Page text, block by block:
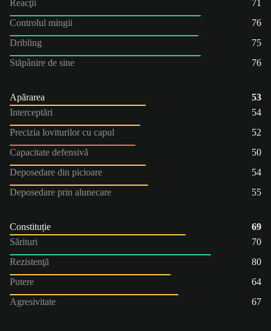
Reacţii
71
Controlul mingii
76
Dribling
75
Stăpânire de sine
76
Apărarea
53
Interceptări
54
Precizia loviturilor cu capul
52
Capacitate defensivă
50
Deposedare din picioare
54
Deposedare prin alunecare
55
Constituție
69
Sărituri
70
Rezistenţă
80
Putere
64
Agresivitate
67